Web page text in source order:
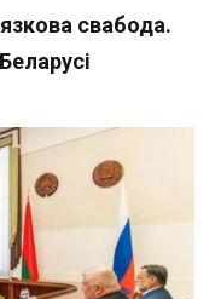
свабода.